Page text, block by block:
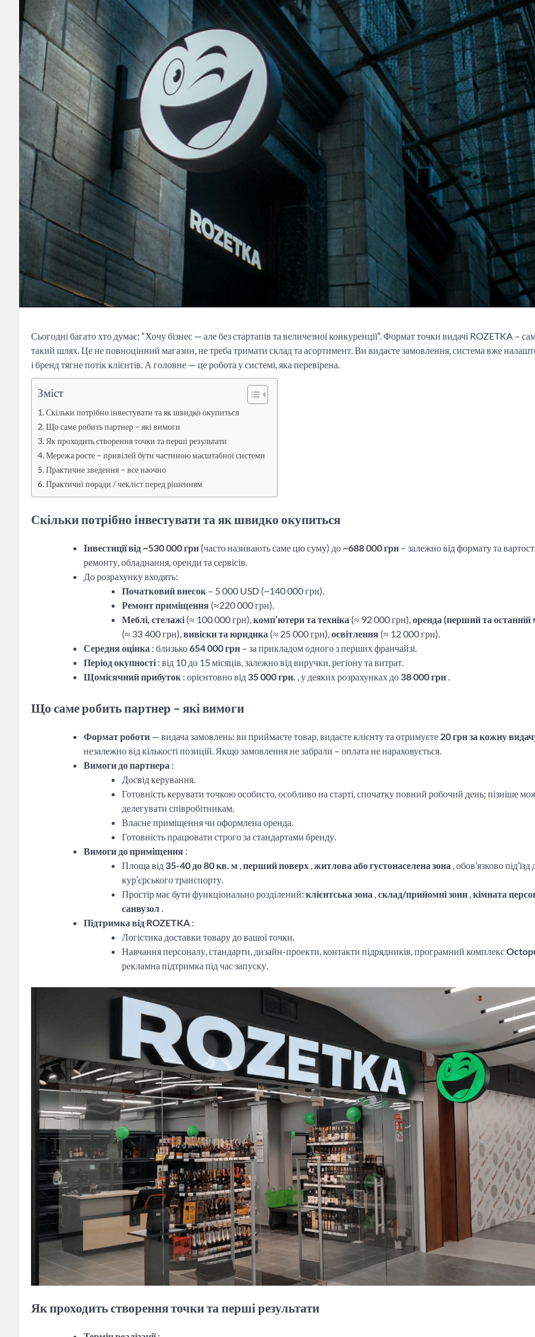
Сьогодні багато хто думає: “Хочу бізнес — але без стартапів та величезної конкуренції”. Формат точки видачі ROZETKA –
такий шлях. Це не повноцінний магазин, не треба тримати склад та асортимент. Ви видаєте замовлення, система вже
і бренд тягне потік клієнтів. А головне — це робота у системі, яка перевірена.
Зміст
Скільки потрібно інвестувати та як швидко окупиться
Що саме робить партнер – які вимоги
Як проходить створення точки та перші результати
Мережа росте – привілей бути частиною масштабної системи
Практичне зведення – все наочно
Практичні поради / чекліст перед рішенням
Скільки потрібно інвестувати та як швидко окупиться
Інвестиції від ~530 000 грн (часто називають саме цю суму) до~688 000 грн – залежно від формату та
ремонту, обладнання, оренди та сервісів.
До розрахунку входять:
Початковий внесок – 5 000 USD (~140 000 грн).
Ремонт приміщення (≈220 000 грн).
Меблі, стелажі (≈ 100 000 грн), комп’ютери та техніка (≈ 92 000 грн), оренда (перший та останній
(≈ 33 400 грн), вивіски та юридика (≈ 25 000 грн), освітлення (≈ 12 000 грн).
Середня оцінка : близько654 000 грн – за прикладом одного з перших франчайзі.
Період окупності : від 10 до 15 місяців, залежно від виручки, регіону та витрат.
Щомісячний прибуток : орієнтовно від 35 000 грн. , у деяких розрахунках до 38 000 грн
Що саме робить партнер – які вимоги
Формат роботи — видача замовлень: ви приймаєте товар, видаєте клієнту та отримуєте 20 грн за кожну
незалежно від кількості позицій. Якщо замовлення не забрали – оплата не нараховується.
Вимоги до партнера :
Досвід керування.
Готовність керувати точкою особисто, особливо на старті, спочатку повний робочий день; пізніше
делегувати співробітникам.
Власне приміщення чи оформлена оренда.
Готовність працювати строго за стандартами бренду.
Вимоги до приміщення :
Площа від 35-40 до 80 кв. м перший поверх житлова або густонаселена зона , обов’язково під’їзд
кур’єрського транспорту.
Простір має бути функціонально розділений: клієнтська зона склад/прийомні зони кімната
санвузол
Підтримка від ROZETKA :
Логістика доставки товару до вашої точки.
Навчання персоналу, стандарти, дизайн-проекти, контакти підрядників, програмний комплекс
рекламна підтримка під час запуску.
Як проходить створення точки та перші результати